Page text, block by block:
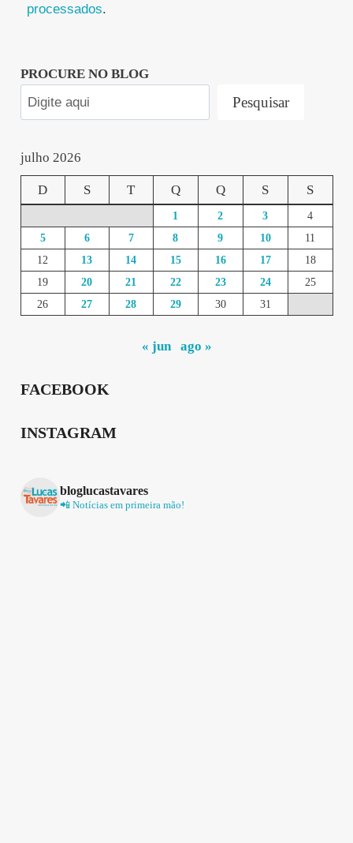
processados.
PROCURE NO BLOG
Pesquisar
julho 2026
D S T Q Q S S
1 2 3
4
5
6 7 8 9 10
11
12
13 14 15 16 17
18
19
20 21 22 23 24
25
26
27 28 29 30 31
« jun ago »
FACEBOOK
INSTAGRAM
bloglucastavares
📲 Notícias em primeira mão!